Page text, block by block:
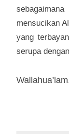
mensucikan
yang
serupa